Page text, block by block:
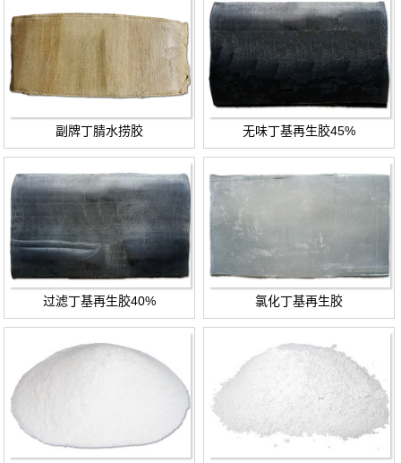
副牌丁腈水捞胶 无味丁基再生胶45%
过滤丁基再生胶40% 氯化丁基再生胶